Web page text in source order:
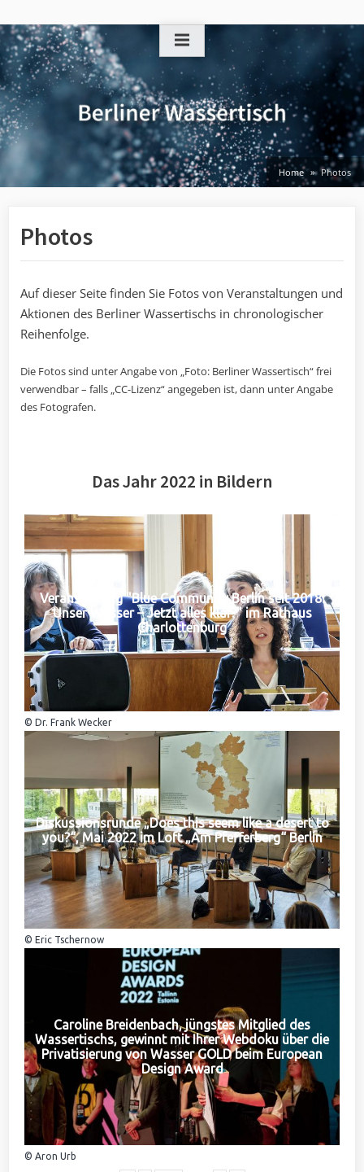
to
content
Home Photos
Photos
Auf dieser Seite finden Sie Fotos von Veranstaltungen und
Aktionen des Berliner Wassertischs in chronologischer
Reihenfolge.
Die Fotos sind unter Angabe von „Foto: Berliner Wassertisch“ frei
verwendbar – falls „CC-Lizenz“ angegeben ist, dann unter Angabe
des Fotografen.
Das Jahr 2022 in Bildern
Veranstaltung "Blue Community Berlin seit 2018:
Unser Wasser – Jetzt alles klar?" im Rathaus
Charlottenburg
© Dr. Frank Wecker
Diskussionsrunde „Does this seem like a desert to
you?“, Mai 2022 im Loft „Am Pfefferberg“ Berlin
© Eric Tschernow
Caroline Breidenbach, jüngstes Mitglied des
Wassertischs, gewinnt mit Ihrer Webdoku über die
Privatisierung von Wasser GOLD beim European
Design Award
© Aron Urb